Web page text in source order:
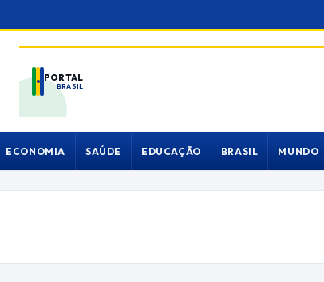
PORTAL
BRASIL
ECONOMIA SAÚDE EDUCAÇÃO BRASIL MUNDO